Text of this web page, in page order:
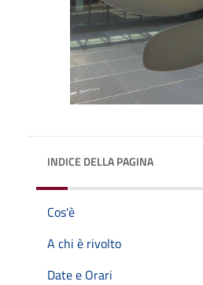
INDICE DELLA PAGINA
Cos'è
A chi è rivolto
Date e Orari